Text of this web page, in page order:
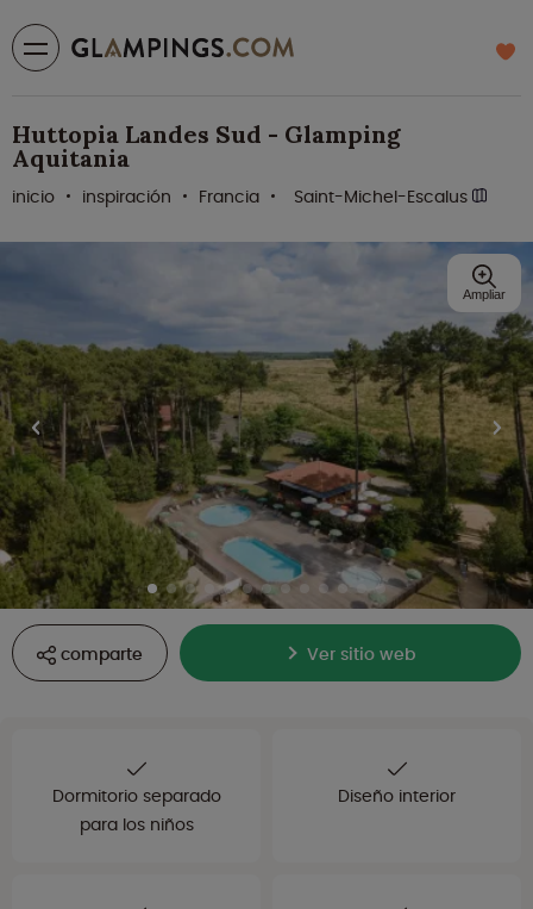
Huttopia Landes Sud - Glamping
Aquitania
inicio inspiración Francia Saint-Michel-Escalus
comparte Ver sitio web
Ampliar
Dormitorio separado
para los niños
Diseño interior